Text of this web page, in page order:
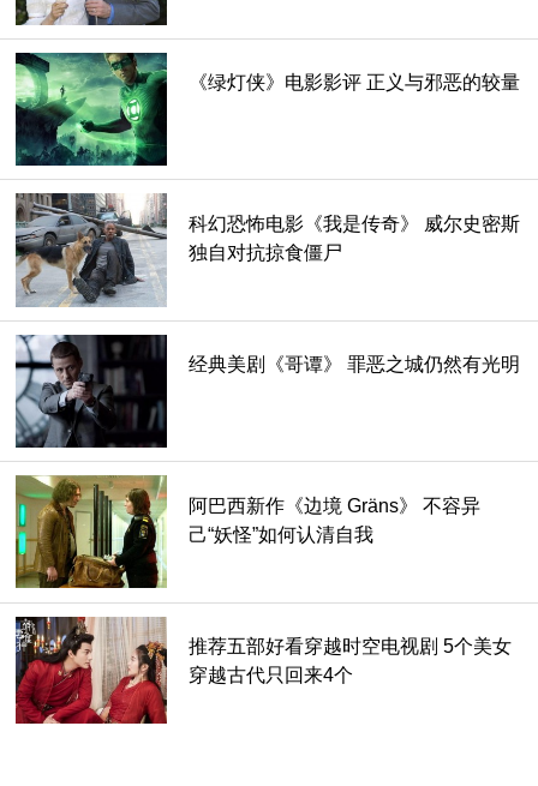
《绿灯侠》电影影评 正义与邪恶的较量
科幻恐怖电影《我是传奇》 威尔史密斯
独自对抗掠食僵尸
经典美剧《哥谭》 罪恶之城仍然有光明
阿巴西新作《边境 Gräns》 不容异
己“妖怪”如何认清自我
推荐五部好看穿越时空电视剧 5个美女
穿越古代只回来4个